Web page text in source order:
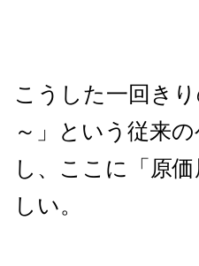
こうした一回き
～」という従来
し、ここに「原
しい。